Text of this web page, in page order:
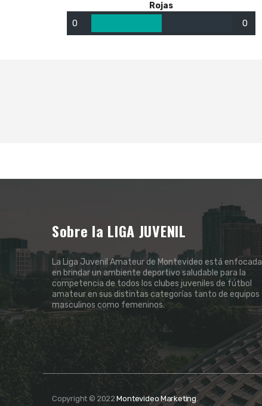
Rojas
0 0
Sobre la LIGA JUVENIL
La Liga Juvenil Amateur de Montevideo está enfocada
en brindar un ambiente deportivo saludable para la
competencia de todos los clubes juveniles de fútbol
amateur en sus distintas categorías tanto de equipos
masculinos como femeninos.
Copyright © 2022Montevideo Marketing.